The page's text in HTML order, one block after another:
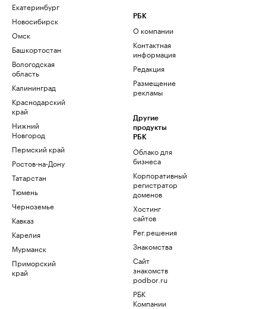
Екатеринбург
Новосибирск
Омск
Башкортостан
Вологодская
область
Калининград
Краснодарский
край
Нижний
Новгород
Пермский край
Ростов-на-Дону
Татарстан
Тюмень
Черноземье
Кавказ
Карелия
Мурманск
Приморский
край
РБК
О компании
Контактная
информация
Редакция
Размещение
рекламы
Другие
продукты
РБК
Облако для
бизнеса
Корпоративный
регистратор
доменов
Хостинг
сайтов
Рег.решения
Знакомства
Сайт
знакомств
podbor.ru
РБК
Компании